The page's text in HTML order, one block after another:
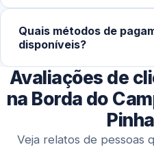
tempo para garantir
com agendamentos
e projetos completos, com
precisão na execução.
Quais métodos de
disponíveis?
Aceitamos Pix, cartões de
transferências bancárias e
praticidade aos clientes.
Avaliações de
na Borda do
Veja relatos de pessoas